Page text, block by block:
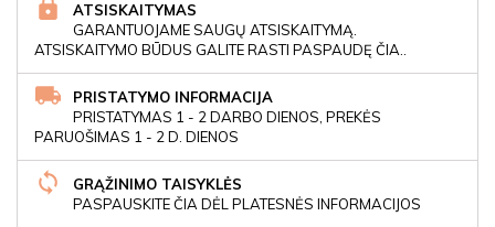
ATSISKAITYMAS
GARANTUOJAME SAUGŲ ATSISKAITYMĄ.
ATSISKAITYMO BŪDUS GALITE RASTI PASPAUDĘ ČIA..
PRISTATYMO INFORMACIJA
PRISTATYMAS 1 - 2 DARBO DIENOS, PREKĖS
PARUOŠIMAS 1 - 2 D. DIENOS
GRĄŽINIMO TAISYKLĖS
PASPAUSKITE ČIA DĖL PLATESNĖS INFORMACIJOS